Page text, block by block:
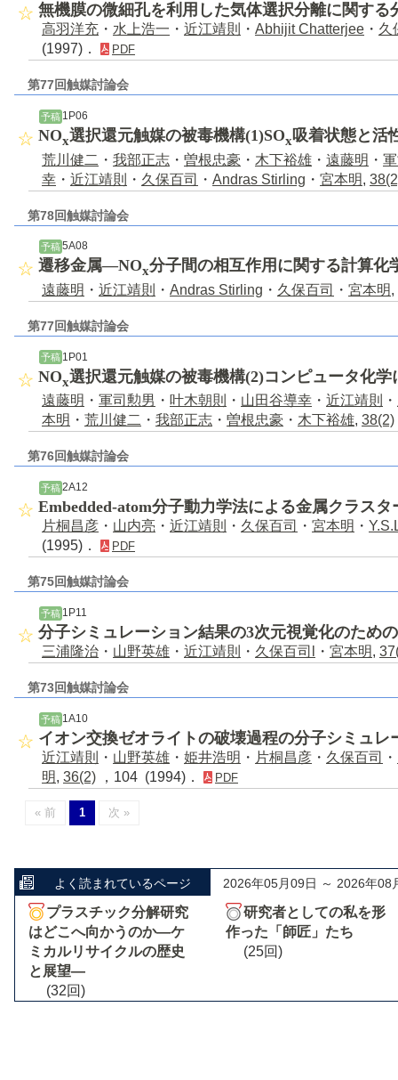
無機膜の微細孔を利用した気体選択分離に関する
高羽洋充 ・ 水上浩一 ・ 近江靖則 ・ Abhijit Chatterjee ・ 久
(1997)．
PDF
第77回触媒討論会
予稿1P06
NOx選択還元触媒の被毒機構(1)SOx吸着状態と活
荒川健二 ・ 我部正志 ・ 曽根忠豪 ・ 木下裕雄 ・ 遠藤明 ・
幸 ・ 近江靖則 ・ 久保百司 ・ Andras Stirling ・ 宮本明,
第78回触媒討論会
予稿 5A08
遷移金属―NOx分子間の相互作用に関する計算化
遠藤明 ・ 近江靖則 ・ Andras Stirling ・ 久保百司 ・ 宮本明,
第77回触媒討論会
予稿 1P01
NOx選択還元触媒の被毒機構(2)コンピュータ化学
遠藤明 ・ 軍司勲男 ・ 叶木朝則 ・ 山田谷導幸 ・ 近江靖則 ・
本明 ・ 荒川健二 ・ 我部正志 ・ 曽根忠豪 ・ 木下裕雄, 38(2)
第76回触媒討論会
予稿 2A12
Embedded-atom分子動力学法による金属クラス
片桐昌彦 ・ 山内亮 ・ 近江靖則 ・ 久保百司 ・ 宮本明 ・
(1995)．
PDF
第75回触媒討論会
予稿1P11
分子シミュレーション結果の3次元視覚化のため
三浦隆治 ・ 山野英雄 ・ 近江靖則 ・ 久保百司l ・ 宮本明,
第73回触媒討論会
予稿1A10
イオン交換ゼオライトの破壊過程の分子シミュレ
近江靖則 ・ 山野英雄 ・ 姫井浩明 ・ 片桐昌彦 ・ 久保百司 ・
明, 36(2) ，104 (1994)． PDF
« 前 1 次 »
よく読まれているページ 2026年05月09日 ～ 2026年08
プラスチック分解研究
はどこへ向かうのか―ケ
ミカルリサイクルの歴史
と展望―
(32回)
研究者としての私を形
作った「師匠」たち
(25回)